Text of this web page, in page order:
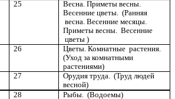
25
Весна. Приметы весны.
Весенние цветы. (Ранняя
весна. Весенние месяцы.
Приметы весны. Весенние
цветы )
26
Цветы. Комнатные растения.
(Уход за комнатными
растениями)
27
Орудия труда. (Труд людей
весной)
28 Рыбы. (Водоемы)